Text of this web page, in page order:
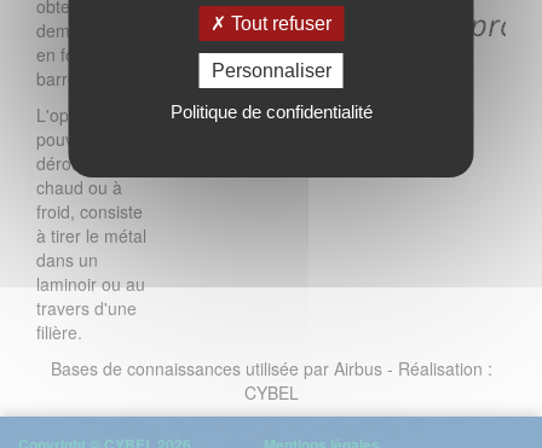
obtenir un
demi-produit
en forme de
barre.
L'opération,
pouvant se
dérouler à
chaud ou à
froid, consiste
à tirer le métal
dans un
laminoir ou au
travers d'une
filière.
Bases de connaissances utilisée par Airbus - Réalisation :
CYBEL
Tout refuser
Personnaliser
Politique de confidentialité